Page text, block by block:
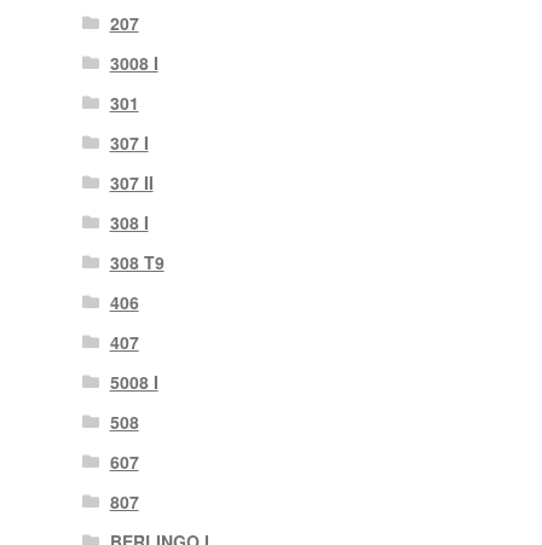
207
3008 I
301
307 I
307 II
308 I
308 T9
406
407
5008 I
508
607
807